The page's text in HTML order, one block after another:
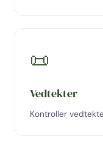
📜
Vedtekter
Kontroller